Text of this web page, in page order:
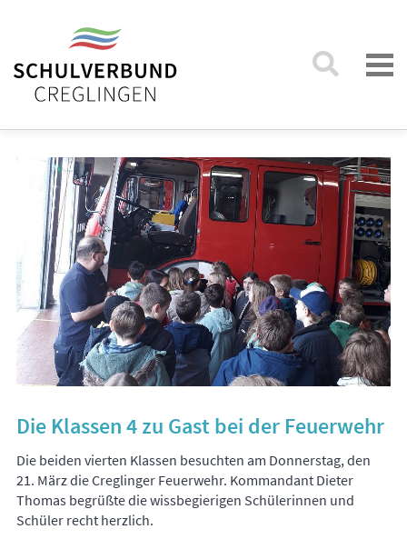
Die Klassen 4 zu Gast bei der Feuerwehr
Die beiden vierten Klassen besuchten am Donnerstag, den
21. März die Creglinger Feuerwehr. Kommandant Dieter
Thomas begrüßte die wissbegierigen Schülerinnen und
Schüler recht herzlich.